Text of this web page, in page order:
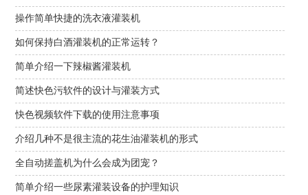
操作简单快捷的洗衣液灌装机
如何保持白酒灌装机的正常运转？
简单介绍一下辣椒酱灌装机
简述快色污软件的设计与灌装方式
快色视频软件下载的使用注意事项
介绍几种不是很主流的花生油灌装机的形式
全自动搓盖机为什么会成为团宠？
简单介绍一些尿素灌装设备的护理知识